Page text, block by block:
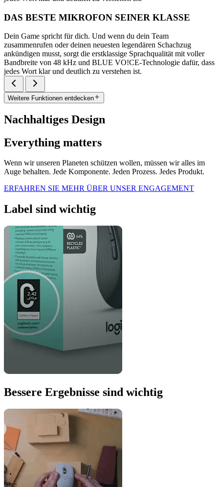
DAS BESTE MIKROFON SEINER KLASSE
Dein Game spricht für dich. Und wenn du dein Team
zusammenrufen oder deinen neuesten legendären Schachzug
ankündigen musst, sorgt die erstklassige Sprachqualität mit voller
Bandbreite von 48 kHz und BLUE VO!CE-Technologie dafür, dass
jedes Wort klar und deutlich zu verstehen ist.
Weitere Funktionen entdecken
Nachhaltiges Design
Everything matters
Wenn wir unseren Planeten schützen wollen, müssen wir alles im
Auge behalten. Jede Komponente. Jeden Prozess. Jedes Produkt.
ERFAHREN SIE MEHR ÜBER UNSER ENGAGEMENT
Label sind wichtig
Bessere Ergebnisse sind wichtig